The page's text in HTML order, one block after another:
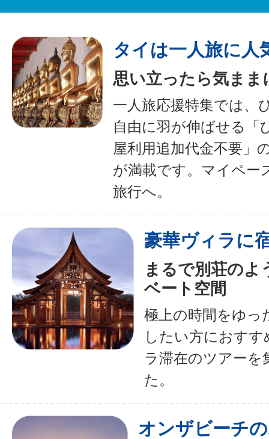
タイは一人旅に人
思い立ったら気まま
一人旅応援特集では、
自由に羽が伸ばせる「
屋利用追加代金不要」
が満載です。マイペー
旅行へ。
豪華ヴィラに
まるで別荘のよ
ベート空間
極上の時間をゆっ
したい方におすす
ラ滞在のツアーを
た。
オンザビーチ